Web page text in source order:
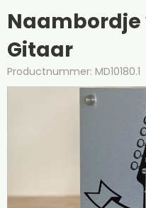
Gitaar
Productnummer: MD10180.1